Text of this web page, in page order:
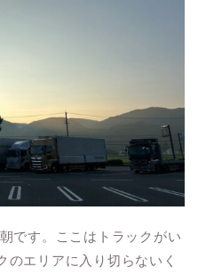
です。ここはトラックがい
のエリアに入り切らないく